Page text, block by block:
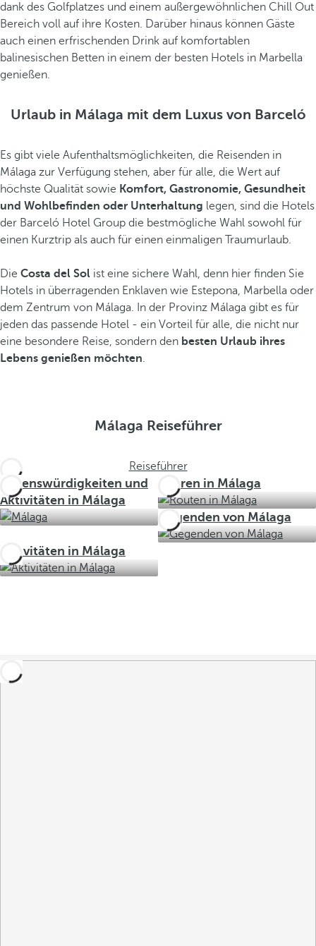
dank des Golfplatzes und einem außergewöhnlichen Chill Out
Bereich voll auf ihre Kosten. Darüber hinaus können Gäste
auch einen erfrischenden Drink auf komfortablen
balinesischen Betten in einem der besten Hotels in Marbella
genießen.
Urlaub in Málaga mit dem Luxus von Barceló
Es gibt viele Aufenthaltsmöglichkeiten, die Reisenden in
Málaga zur Verfügung stehen, aber für alle, die Wert auf
höchste Qualität sowie Komfort, Gastronomie, Gesundheit
und Wohlbefinden oder Unterhaltung legen, sind die Hotels
der Barceló Hotel Group die bestmögliche Wahl sowohl für
einen Kurztrip als auch für einen einmaligen Traumurlaub.
Die Costa del Sol ist eine sichere Wahl, denn hier finden Sie
Hotels in überragenden Enklaven wie Estepona, Marbella oder
dem Zentrum von Málaga. In der Provinz Málaga gibt es für
jeden das passende Hotel - ein Vorteil für alle, die nicht nur
eine besondere Reise, sondern den besten Urlaub ihres
Lebens genießen möchten.
Málaga Reiseführer
Reiseführer
Sehenswürdigkeiten und
Aktivitäten in Málaga
Touren in Málaga
Gegenden von Málaga
Aktivitäten in Málaga